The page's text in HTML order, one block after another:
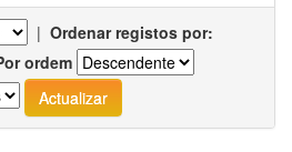
| Ordenar registos por:
ordem